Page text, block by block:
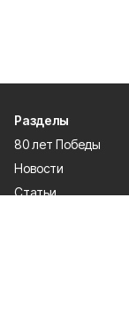
Разделы
80 лет Победы
Новости
Статьи